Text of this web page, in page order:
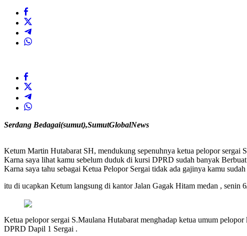
Serdang Bedagai(sumut),SumutGlobalNews
Ketum Martin Hutabarat SH, mendukung sepenuhnya ketua pelopor
Karna saya lihat kamu sebelum duduk di kursi DPRD sudah banyak
Karna saya tahu sebagai Ketua Pelopor Sergai tidak ada gajinya kamu
itu di ucapkan Ketum langsung di kantor Jalan Gagak Hitam medan , senin
Ketua pelopor sergai S.Maulana Hutabarat menghadap ketua umum
DPRD Dapil 1 Sergai .